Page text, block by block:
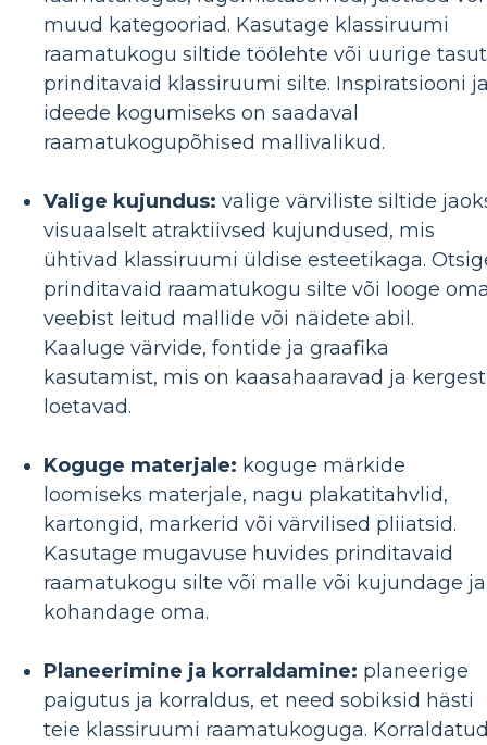
muud kategooriad. Kasutage klassiruumi
raamatukogu siltide töölehte või uurige
prinditavaid klassiruumi silte. Inspiratsiooni
ideede kogumiseks on saadaval
raamatukogupõhised mallivalikud.
Valige kujundus: valige värviliste siltide
visuaalselt atraktiivsed kujundused, mis
ühtivad klassiruumi üldise esteetikaga.
prinditavaid raamatukogu silte või looge
veebist leitud mallide või näidete abil.
Kaaluge värvide, fontide ja graafika
kasutamist, mis on kaasahaaravad ja
loetavad.
Koguge materjale: koguge märkide
loomiseks materjale, nagu plakatitahvlid,
kartongid, markerid või värvilised pliiatsid.
Kasutage mugavuse huvides prinditavaid
raamatukogu silte või malle või kujundage ja
kohandage oma.
Planeerimine ja korraldamine: planeerige
paigutus ja korraldus, et need sobiksid hästi
teie klassiruumi raamatukoguga.